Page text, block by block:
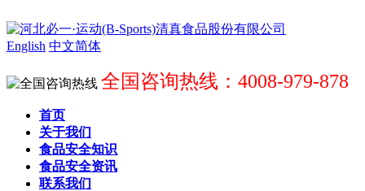
English 中文简体
全国咨询热线：4008-979-878
首页
关于我们
食品安全知识
食品安全资讯
联系我们